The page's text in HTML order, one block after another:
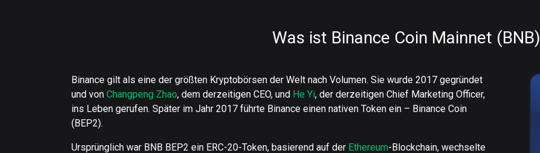
Was ist Binance Coin Mainnet (BNB)
Binance gilt als eine der größten Kryptobörsen der Welt nach Volumen. Sie wurde 2017 gegründet
und von Changpeng Zhao, dem derzeitigen CEO, und He Yi, der derzeitigen Chief Marketing Officer,
ins Leben gerufen. Später im Jahr 2017 führte Binance einen nativen Token ein – Binance Coin
(BEP2).
Ursprünglich war BNB BEP2 ein ERC-20-Token, basierend auf der Ethereum-Blockchain, wechselte